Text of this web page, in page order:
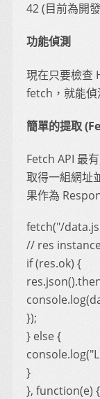
42 (目前為開
功能偵測
現在只要檢查
fetch，就能偵
簡單的提取
Fetch API 最
取得一組網址
果作為
fetch("/
// res
if (res.ok) {
});
} else {
}
}, function(e) {